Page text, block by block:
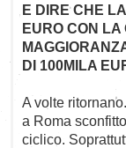
E DIRE CHE
EURO CON
DI 100MILA
A volte
a Roma
ciclico.